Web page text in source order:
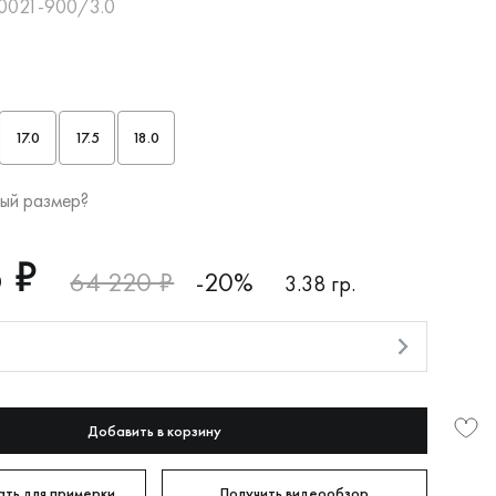
900/3.0
17.0 17.5 18.0
размер?
₽ 64 220 ₽ -20% 3.38 гр.
Добавить в корзину